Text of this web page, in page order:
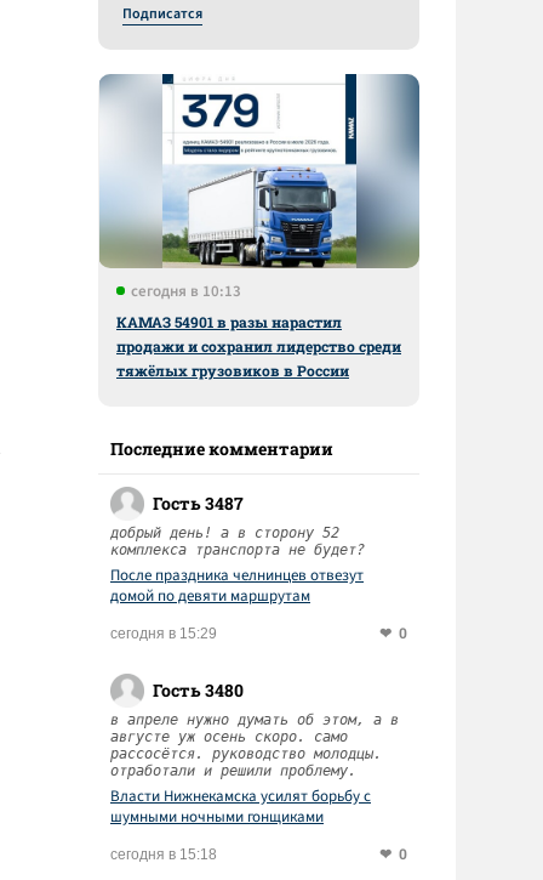
Подписатся
сегодня в 10:13
КАМАЗ 54901 в разы нарастил
продажи и сохранил лидерство среди
тяжёлых грузовиков в России
Последние комментарии
Гость 3487
добрый день! а в сторону 52
комплекса транспорта не будет?
После праздника челнинцев отвезут
домой по девяти маршрутам
сегодня в 15:29 0
Гость 3480
в апреле нужно думать об этом, а в
августе уж осень скоро. само
рассосётся. руководство молодцы.
отработали и решили проблему.
Власти Нижнекамска усилят борьбу с
шумными ночными гонщиками
сегодня в 15:18 0